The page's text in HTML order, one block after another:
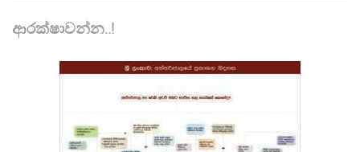
ආරක්ෂාවන්න..!